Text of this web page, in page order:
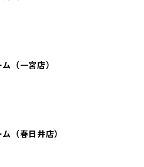
（一宮店）
（春日井店）